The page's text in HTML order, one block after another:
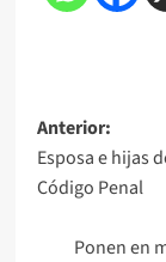
Anterior:
Esposa e hijas
Código Penal
Ponen en